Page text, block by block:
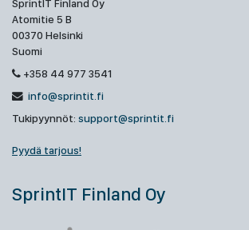
SprintIT Finland Oy
Atomitie 5 B
00370 Helsinki
Suomi
+358 44 977 3541
info@sprintit.fi
Tukipyynnöt: support@sprintit.fi
Pyydä tarjous!
SprintIT Finland Oy